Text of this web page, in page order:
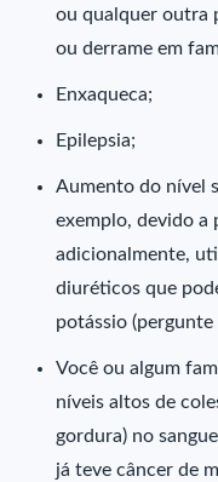
ou qualquer outra
ou derrame em
Enxaqueca;
Epilepsia;
Aumento do nível
exemplo, devido a
adicionalmente,
diuréticos que
potássio (pergunte
Você ou algum
níveis altos de
gordura) no
já teve câncer de